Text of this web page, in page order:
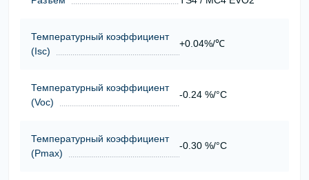
Температурный коэффициент
(Isc)
+0.04%/℃
Температурный коэффициент
(Voc)
-0.24 %/°C
Температурный коэффициент
(Pmax)
-0.30 %/°C